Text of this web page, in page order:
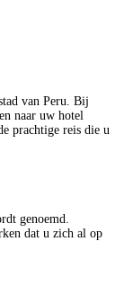
van Peru. Bij
naar uw hotel
prachtige reis die u
genoemd.
dat u zich al op